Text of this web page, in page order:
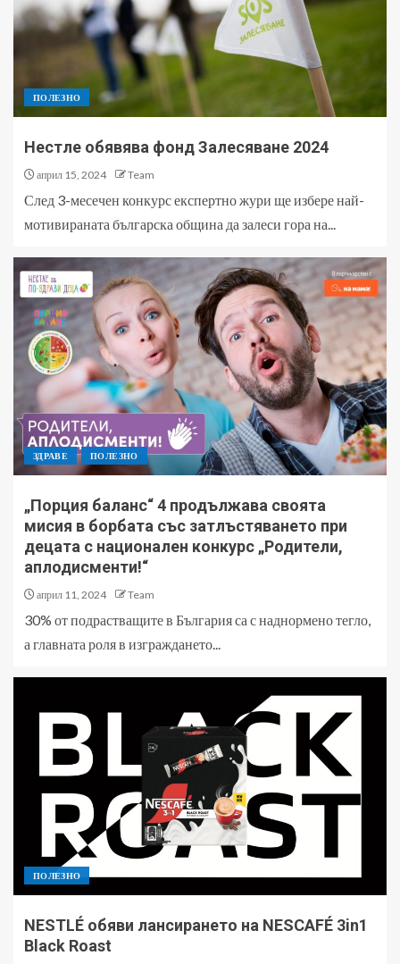
ПОЛЕЗНО
Нестле обявява фонд Залесяване 2024
април 15, 2024 Team
След 3-месечен конкурс експертно жури ще избере най-
мотивираната българска община да залеси гора на...
ЗДРАВЕ ПОЛЕЗНО
„Порция баланс“ 4 продължава своята
мисия в борбата със затлъстяването при
децата с национален конкурс „Родители,
аплодисменти!“
април 11, 2024 Team
30% от подрастващите в България са с наднормено тегло,
а главната роля в изграждането...
ПОЛЕЗНО
NESTLÉ обяви лансирането на NESCAFÉ 3in1
Black Roast